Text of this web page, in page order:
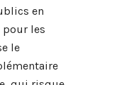
en
pour les
le